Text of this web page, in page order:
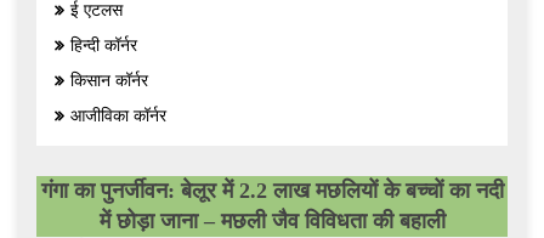
ई एटलस
हिन्दी कॉर्नर
किसान कॉर्नर
आजीविका कॉर्नर
गंगा का पुनर्जीवन: बेलूर में 2.2 लाख मछलियों के बच्चों का नदी
में छोड़ा जाना – मछली जैव विविधता की बहाली